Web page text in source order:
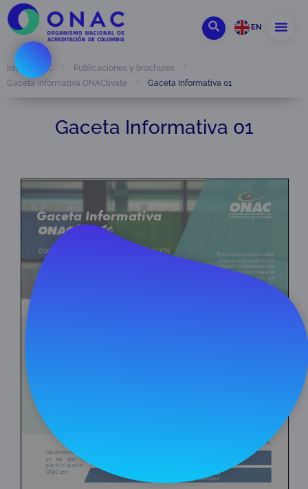
EN
Inicio ONAC
Publicaciones y brochures
Gaceta informativa ONACtívate
Gaceta Informativa 01
Gaceta Informativa 01